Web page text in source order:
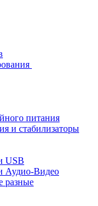
питания
и стабилизаторы
USB
Аудио-Видео
разные